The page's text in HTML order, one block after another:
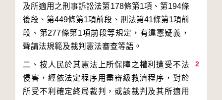
及所適用之刑事訴訟法第178條第1項、第194條
後段、第449條第1項前段、刑法第41條第1項前
段、第277條第1項前段等規定，有違憲疑義，
2
二、按人民於其憲法上所保障之權利遭受不法
侵害，經依法定程序用盡審級救濟程序，對於
所受不利確定終局裁判，或該裁判及其所適用